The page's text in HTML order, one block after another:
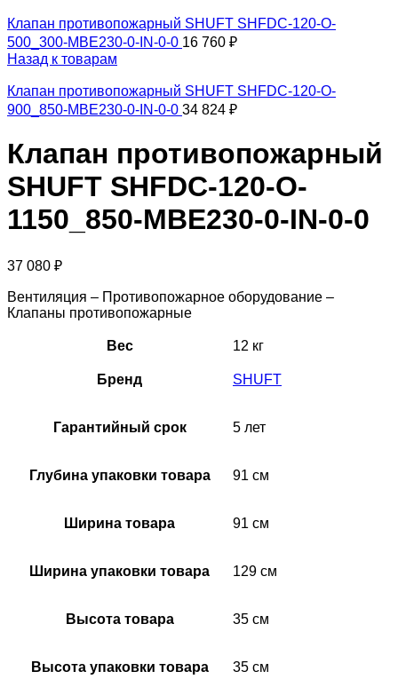
Клапан противопожарный SHUFT SHFDC-120-O-
500_300-MBE230-0-IN-0-0 16 760 ₽
Назад к товарам
Клапан противопожарный SHUFT SHFDC-120-O-
900_850-MBE230-0-IN-0-0 34 824 ₽
Клапан противопожарный
SHUFT SHFDC-120-O-
1150_850-MBE230-0-IN-0-0
37 080 ₽
Вентиляция – Противопожарное оборудование –
Клапаны противопожарные
Вес 12 кг
Бренд SHUFT
Гарантийный срок 5 лет
Глубина упаковки товара 91 см
Ширина товара 91 см
Ширина упаковки товара 129 см
Высота товара 35 см
Высота упаковки товара 35 см